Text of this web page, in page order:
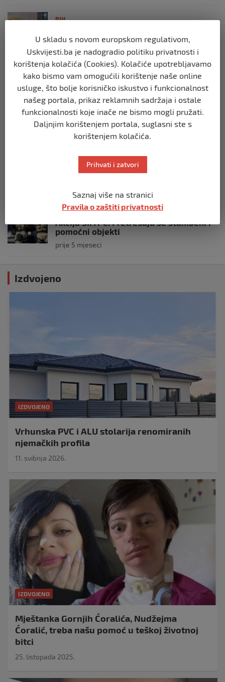
BIH
OHR-a – šta vi mislite?
prije 3 mjeseca
BIH
Zašto Bakir Izetbegović trenutno ima
najveće šanse za povratak u
Predsjedništvo BiH
prije 3 mjeseca
Demantij Federalnog ministarstva
unutrašnjih poslova
BIH
Akcija SIPA-e: Pretresaju se stambeni i
pomoćni objekti
prije 5 mjeseci
Izdvojeno
IZDVOJENO
Vrhunska PVC i ALU stolarija renomiranih
njemačkih profila
11. svibnja 2026.
IZDVOJENO
Mještanka Gornjih Ćoralića, Nudžejma
Ćoralić, treba našu pomoć u teškoj životnoj
bitci
25. listopada 2025.
U skladu s novom europskom regulativom,
Uskvijesti.ba je nadogradio politiku privatnosti i
korištenja kolačića (Cookies). Kolačiće upotrebljavamo
kako bismo vam omogućili korištenje naše online
usluge, što bolje korisničko iskustvo i funkcionalnost
našeg portala, prikaz reklamnih sadržaja i ostale
funkcionalnosti koje inače ne bismo mogli pružati.
Daljnjim korištenjem portala, suglasni ste s
korištenjem kolačića.
Prihvati i zatvori
Saznaj više na stranici
Pravila o zaštiti privatnosti